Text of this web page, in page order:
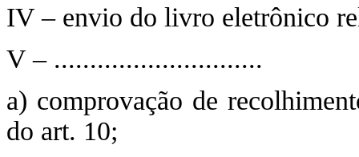
IV – envio do livro eletrônico
V – .............................
a) comprovação de
do art. 10;